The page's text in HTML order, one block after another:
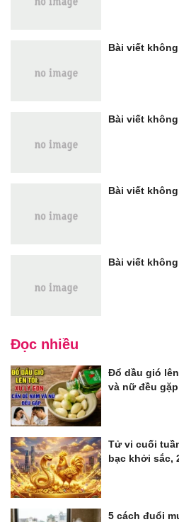
Bài viết
Bài viết
Bài viết
Bài viết
Đọc nhiều
Đổ dầu gió
và nữ đều gặp
Tử vi cuối
bạc khởi sắc,
5 cách đuổi